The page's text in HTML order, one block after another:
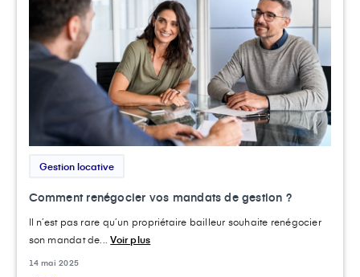
Gestion locative
Comment renégocier vos mandats de gestion ?
Il n’est pas rare qu’un propriétaire bailleur souhaite renégocier
son mandat de...Voir plus
14 mai 2025